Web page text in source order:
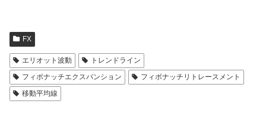
FX
エリオット波動
トレンドライン
フィボナッチエクスパンション
フィボナッチリトレースメント
移動平均線